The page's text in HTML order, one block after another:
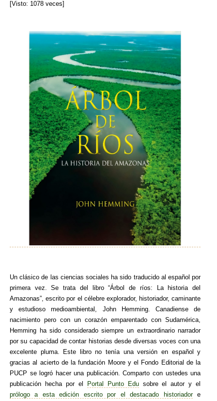
[Visto: 1078 veces]
Un clásico de las ciencias sociales ha sido traducido al español por
primera vez. Se trata del libro “Árbol de ríos: La historia del
Amazonas”, escrito por el célebre explorador, historiador, caminante
y estudioso medioambiental, John Hemming. Canadiense de
nacimiento pero con un corazón emparentado con Sudamérica,
Hemming ha sido considerado siempre un extraordinario narrador
por su capacidad de contar historias desde diversas voces con una
excelente pluma. Este libro no tenía una versión en español y
gracias al acierto de la fundación Moore y el Fondo Editorial de la
PUCP se logró hacer una publicación. Comparto con ustedes una
publicación hecha por el
Portal Punto Edusobre el autor y el
prólogo a esta edición escrito por el destacado historiadore